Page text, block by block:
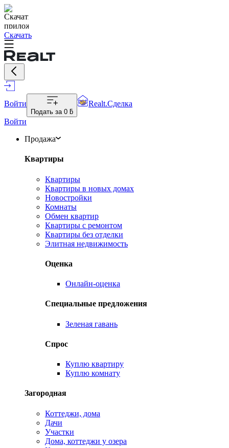
Скачать
Войти
Подать за 0 ƃ
Realt.Сделка
Войти
Продажа
Квартиры
Квартиры
Квартиры в новых домах
Новостройки
Комнаты
Обмен квартир
Квартиры с ремонтом
Квартиры без отделки
Элитная недвижимость
Оценка
Онлайн-оценка
Специальные предложения
Зеленая гавань
Спрос
Куплю квартиру
Куплю комнату
Загородная
Коттеджи, дома
Дачи
Участки
Дома, коттеджи у озера